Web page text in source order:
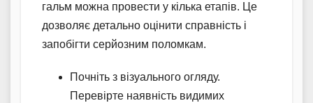
гальм можна провести у кілька етапів. Це
дозволяє детально оцінити справність і
запобігти серйозним поломкам.
Почніть з візуального огляду.
Перевірте наявність видимих